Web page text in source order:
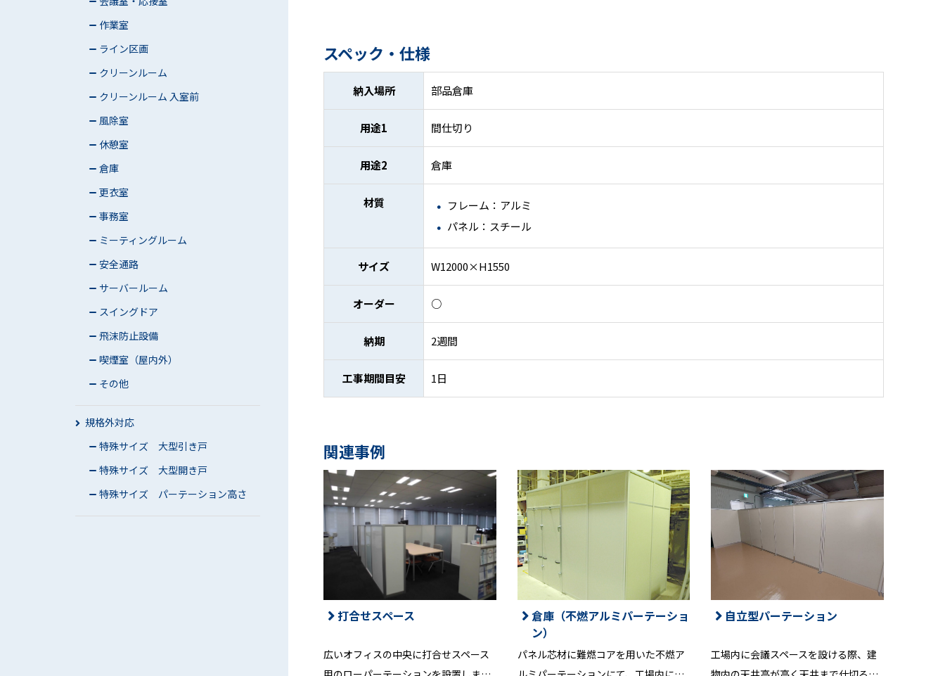
作業室
ライン区画
クリーンルーム
クリーンルーム 入室前
風除室
休憩室
倉庫
更衣室
事務室
ミーティングルーム
安全通路
サーバールーム
スイングドア
飛沫防止設備
喫煙室（屋内外）
その他
規格外対応
特殊サイズ 大型引き戸
特殊サイズ 大型開き戸
特殊サイズ パーテーション高さ
スペック・仕様
納入場所 部品倉庫
用途1 間仕切り
用途2 倉庫
材質
フレーム：アルミ
パネル：スチール
サイズ W12000×H1550
オーダー ○
納期 2週間
工事期間目安 1日
関連事例
打合せスペース
広いオフィスの中央に打合せスペース
倉庫（不燃アルミパーテーショ
ン）
パネル芯材に難燃コアを用いた不燃ア
自立型パーテーション
工場内に会議スペースを設ける際、建